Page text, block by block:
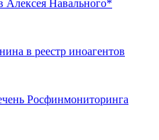
Алексея Навального*
в реестр иноагентов
Росфинмониторинга